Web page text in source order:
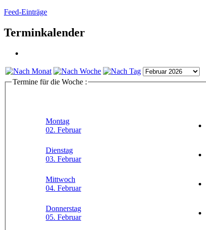
Feed-Einträge
Terminkalender
Termine für die Woche :
Montag
02. Februar
Dienstag
03. Februar
Mittwoch
04. Februar
Donnerstag
05. Februar